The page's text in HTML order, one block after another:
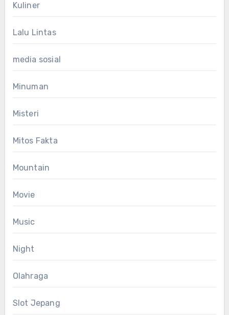
Kuliner
Lalu Lintas
media sosial
Minuman
Misteri
Mitos Fakta
Mountain
Movie
Music
Night
Olahraga
Slot Jepang